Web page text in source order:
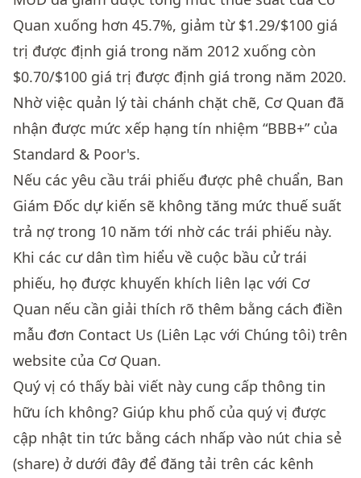
Quan xuống hơn 45.7%, giảm từ $1.29/$100 giá
trị được định giá trong năm 2012 xuống còn
$0.70/$100 giá trị được định giá trong năm 2020.
Nhờ việc quản lý tài chánh chặt chẽ, Cơ Quan đã
nhận được mức xếp hạng tín nhiệm “BBB+” của
Standard & Poor's.
Nếu các yêu cầu trái phiếu được phê chuẩn, Ban
Giám Đốc dự kiến sẽ không tăng mức thuế suất
trả nợ trong 10 năm tới nhờ các trái phiếu này.
Khi các cư dân tìm hiểu về cuộc bầu cử trái
phiếu, họ được khuyến khích liên lạc với Cơ
Quan nếu cần giải thích rõ thêm bằng cách điền
mẫu đơn Contact Us (Liên Lạc với Chúng tôi) trên
website của Cơ Quan.
Quý vị có thấy bài viết này cung cấp thông tin
hữu ích không? Giúp khu phố của quý vị được
cập nhật tin tức bằng cách nhấp vào nút chia sẻ
(share) ở dưới đây để đăng tải trên các kênh